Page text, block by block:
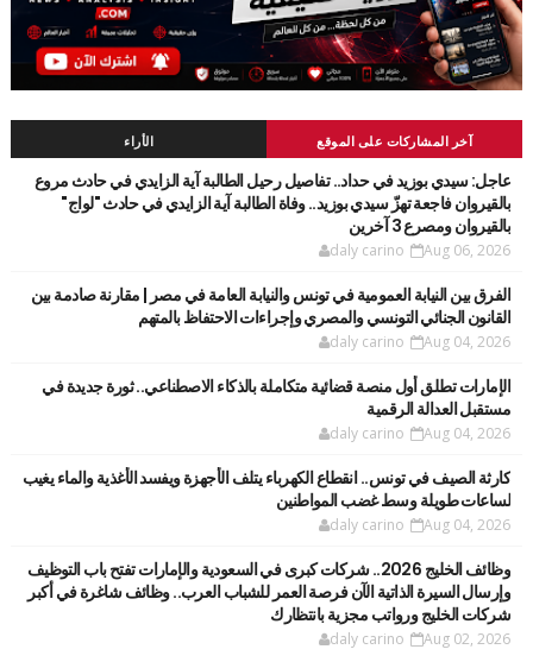
آخر المشاركات على الموقع الأراء
عاجل: سيدي بوزيد في حداد.. تفاصيل رحيل الطالبة آية الزايدي في حادث مروع
بالقيروان فاجعة تهزّ سيدي بوزيد.. وفاة الطالبة آية الزايدي في حادث "لواج"
بالقيروان ومصرع 3 آخرين
daly carino Aug 06, 2026
الفرق بين النيابة العمومية في تونس والنيابة العامة في مصر | مقارنة صادمة بين
القانون الجنائي التونسي والمصري وإجراءات الاحتفاظ بالمتهم
daly carino Aug 04, 2026
الإمارات تطلق أول منصة قضائية متكاملة بالذكاء الاصطناعي.. ثورة جديدة في
مستقبل العدالة الرقمية
daly carino Aug 04, 2026
كارثة الصيف في تونس.. انقطاع الكهرباء يتلف الأجهزة ويفسد الأغذية والماء يغيب
لساعات طويلة وسط غضب المواطنين
daly carino Aug 04, 2026
وظائف الخليج 2026.. شركات كبرى في السعودية والإمارات تفتح باب التوظيف
وإرسال السيرة الذاتية الآن فرصة العمر للشباب العرب.. وظائف شاغرة في أكبر
شركات الخليج ورواتب مجزية بانتظارك
daly carino Aug 02, 2026